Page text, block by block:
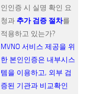
인인증 시 실명 확인 요
청과 추가 검증 절차를
적용하고 있는가?
MVNO 서비스 제공을 위
한 본인인증은 내부시스
템을 이용하고, 외부 검
증된 기관과 비교확인